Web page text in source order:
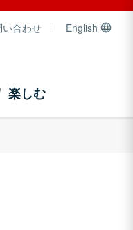
い合わせ English
楽しむ